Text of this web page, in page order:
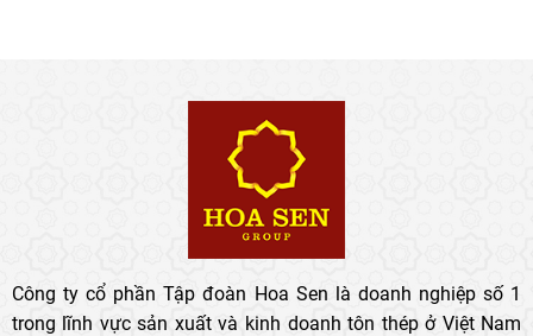
Công ty cổ phần Tập đoàn Hoa Sen là doanh nghiệp số 1
trong lĩnh vực sản xuất và kinh doanh tôn thép ở Việt Nam